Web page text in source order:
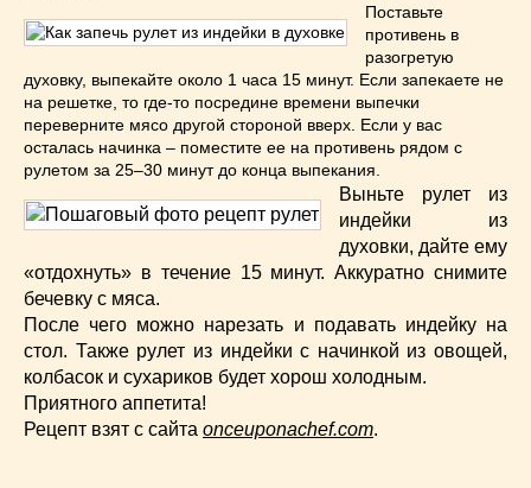
Поставьте
противень в
разогретую
духовку, выпекайте около 1 часа 15 минут. Если запекаете не
на решетке, то где-то посредине времени выпечки
переверните мясо другой стороной вверх. Если у вас
осталась начинка – поместите ее на противень рядом с
рулетом за 25–30 минут до конца выпекания.
Выньте рулет из
индейки из
духовки, дайте ему
«отдохнуть» в течение 15 минут. Аккуратно снимите
бечевку с мяса.
После чего можно нарезать и подавать индейку на
стол. Также рулет из индейки с начинкой из овощей,
колбасок и сухариков будет хорош холодным.
Приятного аппетита!
Рецепт взят с сайта onceuponachef.com.